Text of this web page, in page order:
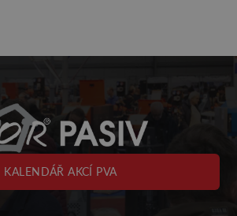
KALENDÁŘ AKCÍ PVA